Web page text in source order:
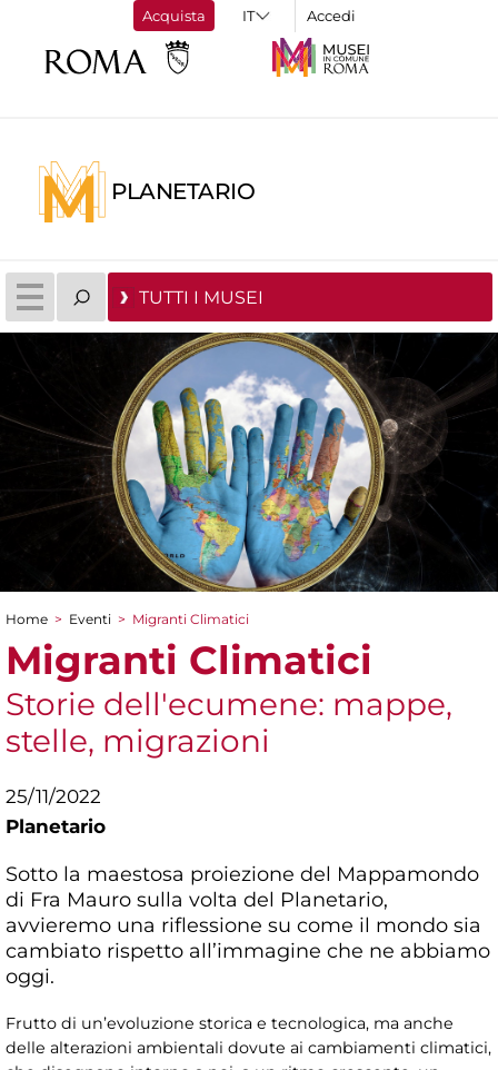
Acquista Accedi
PLANETARIO
TUTTI I MUSEI
Tu sei qui
Home > Eventi > Migranti Climatici
Migranti Climatici
Storie dell'ecumene: mappe,
stelle, migrazioni
25/11/2022
Planetario
Sotto la maestosa proiezione del Mappamondo
di Fra Mauro sulla volta del Planetario,
avvieremo una riflessione su come il mondo sia
cambiato rispetto all’immagine che ne abbiamo
oggi.
Frutto di un’evoluzione storica e tecnologica, ma anche
delle alterazioni ambientali dovute ai cambiamenti climatici,